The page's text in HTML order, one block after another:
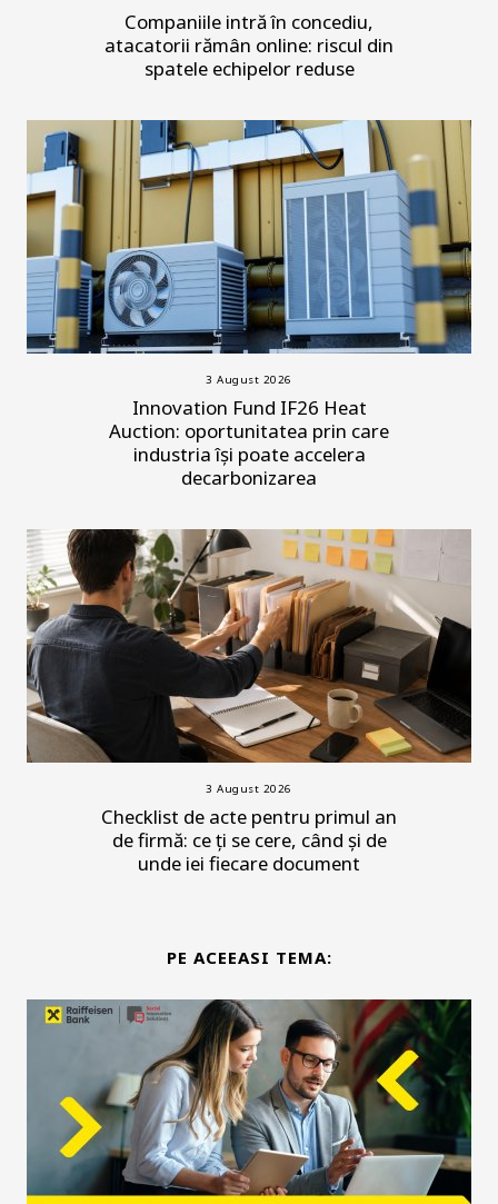
Companiile intră în concediu,
atacatorii rămân online: riscul din
spatele echipelor reduse
3 August 2026
Innovation Fund IF26 Heat
Auction: oportunitatea prin care
industria își poate accelera
decarbonizarea
3 August 2026
Checklist de acte pentru primul an
de firmă: ce ți se cere, când și de
unde iei fiecare document
PE ACEEASI TEMA: